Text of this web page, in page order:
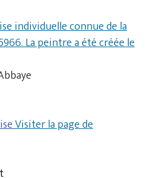
individuelle connue de la
La peintre a été créée le
Visiter la page de